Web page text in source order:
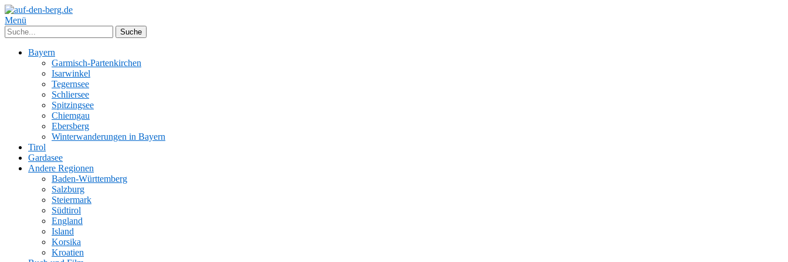
Menü
Bayern
Garmisch-Partenkirchen
Isarwinkel
Tegernsee
Schliersee
Spitzingsee
Chiemgau
Ebersberg
Winterwanderungen in Bayern
Tirol
Gardasee
Andere Regionen
Baden-Württemberg
Salzburg
Steiermark
Südtirol
England
Island
Korsika
Kroatien